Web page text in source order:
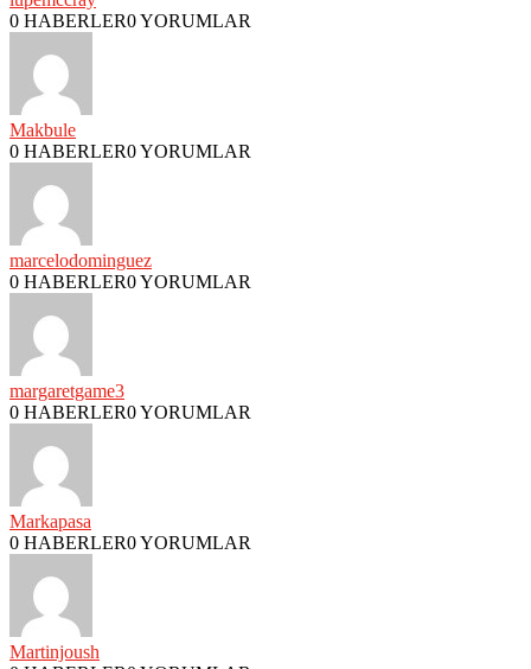
0 HABERLER0 YORUMLAR
Makbule
0 HABERLER0 YORUMLAR
marcelodominguez
0 HABERLER0 YORUMLAR
margaretgame3
0 HABERLER0 YORUMLAR
Markapasa
0 HABERLER0 YORUMLAR
Martinjoush